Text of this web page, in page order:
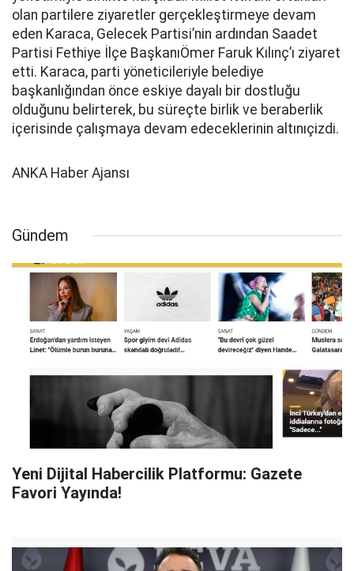
olan partilere ziyaretler gerçekleştirmeye devam
eden Karaca, Gelecek Partisi’nin ardından Saadet
Partisi Fethiye İlçe BaşkanıÖmer Faruk Kılınç’ı ziyaret
etti. Karaca, parti yöneticileriyle belediye
başkanlığından önce eskiye dayalı bir dostluğu
olduğunu belirterek, bu süreçte birlik ve beraberlik
içerisinde çalışmaya devam edeceklerinin altınıçizdi.
ANKA Haber Ajansı
Gündem
Yeni Dijital Habercilik Platformu: Gazete
Favori Yayında!